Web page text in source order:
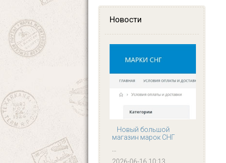
Новости
Новый большой
магазин марок СНГ
...